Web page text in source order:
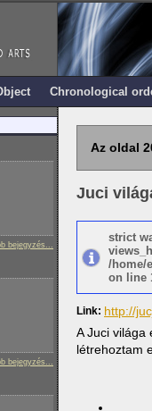
Chronological
bejegyzés...
bejegyzés...
Az oldal
Juci
strict
/home/
on line
Link: http://
A Juci világa
létrehoztam